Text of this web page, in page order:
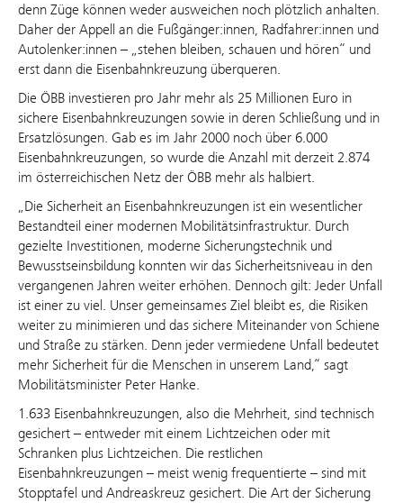
denn Züge können weder ausweichen noch plötzlich anhalten.
Daher der Appell an die Fußgänger:innen, Radfahrer:innen und
Autolenker:innen – „stehen bleiben, schauen und hören“ und
erst dann die Eisenbahnkreuzung überqueren.
Die ÖBB investieren pro Jahr mehr als 25 Millionen Euro in
sichere Eisenbahnkreuzungen sowie in deren Schließung und in
Ersatzlösungen. Gab es im Jahr 2000 noch über 6.000
Eisenbahnkreuzungen, so wurde die Anzahl mit derzeit 2.874
im österreichischen Netz der ÖBB mehr als halbiert.
„Die Sicherheit an Eisenbahnkreuzungen ist ein wesentlicher
Bestandteil einer modernen Mobilitätsinfrastruktur. Durch
gezielte Investitionen, moderne Sicherungstechnik und
Bewusstseinsbildung konnten wir das Sicherheitsniveau in den
vergangenen Jahren weiter erhöhen. Dennoch gilt: Jeder Unfall
ist einer zu viel. Unser gemeinsames Ziel bleibt es, die Risiken
weiter zu minimieren und das sichere Miteinander von Schiene
und Straße zu stärken. Denn jeder vermiedene Unfall bedeutet
mehr Sicherheit für die Menschen in unserem Land,“ sagt
Mobilitätsminister Peter Hanke.
1.633 Eisenbahnkreuzungen, also die Mehrheit, sind technisch
gesichert – entweder mit einem Lichtzeichen oder mit
Schranken plus Lichtzeichen. Die restlichen
Eisenbahnkreuzungen – meist wenig frequentierte – sind mit
Stopptafel und Andreaskreuz gesichert. Die Art der Sicherung